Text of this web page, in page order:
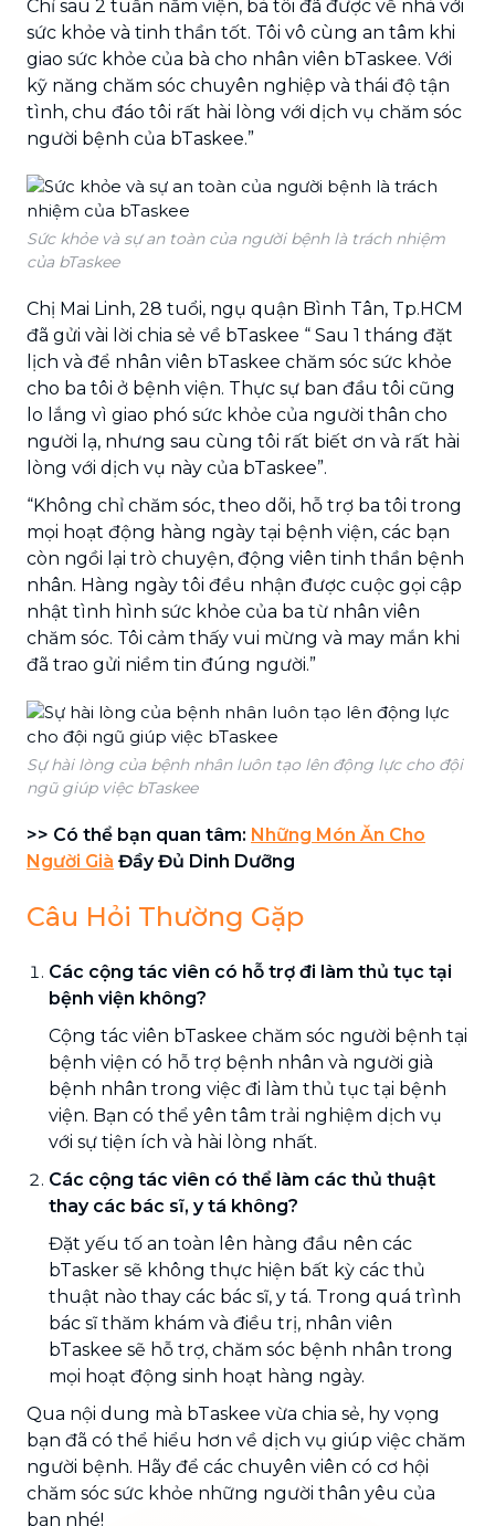
Chỉ sau 2 tuần nằm viện, bà tôi đã được về nhà với
sức khỏe và tinh thần tốt. Tôi vô cùng an tâm khi
giao sức khỏe của bà cho nhân viên bTaskee. Với
kỹ năng chăm sóc chuyên nghiệp và thái độ tận
tình, chu đáo tôi rất hài lòng với dịch vụ chăm sóc
người bệnh của bTaskee.”
Sức khỏe và sự an toàn của người bệnh là trách nhiệm
của bTaskee
Chị Mai Linh, 28 tuổi, ngụ quận Bình Tân, Tp.HCM
đã gửi vài lời chia sẻ về bTaskee “ Sau 1 tháng đặt
lịch và để nhân viên bTaskee chăm sóc sức khỏe
cho ba tôi ở bệnh viện. Thực sự ban đầu tôi cũng
lo lắng vì giao phó sức khỏe của người thân cho
người lạ, nhưng sau cùng tôi rất biết ơn và rất hài
lòng với dịch vụ này của bTaskee”.
“Không chỉ chăm sóc, theo dõi, hỗ trợ ba tôi trong
mọi hoạt động hàng ngày tại bệnh viện, các bạn
còn ngồi lại trò chuyện, động viên tinh thần bệnh
nhân. Hàng ngày tôi đều nhận được cuộc gọi cập
nhật tình hình sức khỏe của ba từ nhân viên
chăm sóc. Tôi cảm thấy vui mừng và may mắn khi
đã trao gửi niềm tin đúng người.”
Sự hài lòng của bệnh nhân luôn tạo lên động lực cho đội
ngũ giúp việc bTaskee
>> Có thể bạn quan tâm: Những Món Ăn Cho
Người Già Đầy Đủ Dinh Dưỡng
Câu Hỏi Thường Gặp
Các cộng tác viên có hỗ trợ đi làm thủ tục tại
bệnh viện không?
Cộng tác viên bTaskee chăm sóc người bệnh tại
bệnh viện có hỗ trợ bệnh nhân và người già
bệnh nhân trong việc đi làm thủ tục tại bệnh
viện. Bạn có thể yên tâm trải nghiệm dịch vụ
với sự tiện ích và hài lòng nhất.
Các cộng tác viên có thể làm các thủ thuật
thay các bác sĩ, y tá không?
Đặt yếu tố an toàn lên hàng đầu nên các
bTasker sẽ không thực hiện bất kỳ các thủ
thuật nào thay các bác sĩ, y tá. Trong quá trình
bác sĩ thăm khám và điều trị, nhân viên
bTaskee sẽ hỗ trợ, chăm sóc bệnh nhân trong
mọi hoạt động sinh hoạt hàng ngày.
Qua nội dung mà bTaskee vừa chia sẻ, hy vọng
bạn đã có thể hiểu hơn về dịch vụ giúp việc chăm
người bệnh. Hãy để các chuyên viên có cơ hội
chăm sóc sức khỏe những người thân yêu của
bạn nhé!